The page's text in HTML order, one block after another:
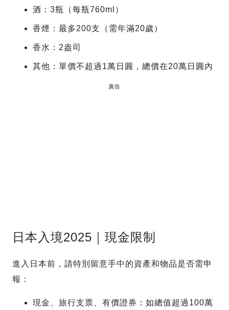
酒：3瓶（每瓶760ml）
香煙：最多200支（需年滿20歲）
香水：2盎司
其他：單價不超過1萬日圓，總價在20萬日圓內
廣告
日本入境2025｜現金限制
進入日本前，請特別留意手中的資產和物品是否需申
報：
現金、旅行支票、有價證券：如總值超過100萬